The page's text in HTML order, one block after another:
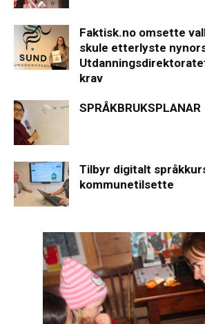
Faktisk.no omsette
skule etterlyste
krav
SPRÅKBRUKSPLANAR
Tilbyr digitalt
kommunetilsette